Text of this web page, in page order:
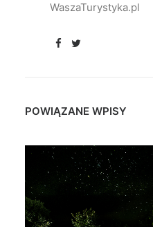
WaszaTurystyka.pl
POWIĄZANE WPISY